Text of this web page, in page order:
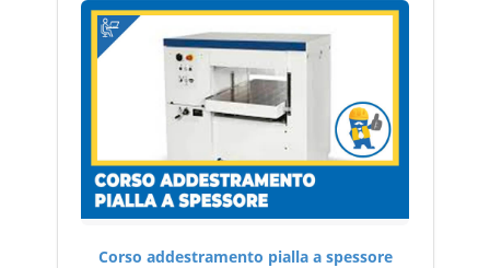
Corso addestramento pialla a spessore